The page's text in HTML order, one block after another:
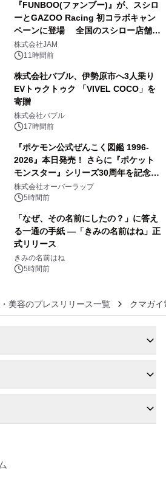
『FUNBOO(ファンブー)』が、スシロ
ーとGAZOO Racing 初コラボキャン
ペーンに登場 全国のスシロー店舗で
GR 4車種の FUNBOO(ミニカー)付き
メニューが展開されます
株式会社JAM
11時間前
株式会社バブル、伊勢原市へ3人乗り
EVトゥクトゥク 「VIVEL COCO」を
寄贈
株式会社バブル
17時間前
『ポケモン公式ぜんこく図鑑 1996-
2026』本日発売！ さらに『ポケット
モンスター』シリーズ30周年を記念し
た画集『ポケットモンスター ビジュア
ルアートブック』の発売決定！ 2026
株式会社オーバーラップ
5時間前
「なぜ、その名前にしたの？」に答え
る一通の手紙 ―「きみの名前はね」正
式リリース
きみの名前はね
5時間前
美容のプレスリリース一覧 クマガ